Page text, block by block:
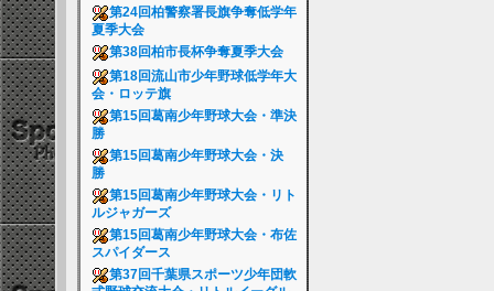
第24回柏警察署長旗争奪低学年
夏季大会
第38回柏市長杯争奪夏季大会
第18回流山市少年野球低学年大
会・ロッテ旗
第15回葛南少年野球大会・準決
勝
第15回葛南少年野球大会・決
勝
第15回葛南少年野球大会・リト
ルジャガーズ
第15回葛南少年野球大会・布佐
スパイダース
第37回千葉県スポーツ少年団軟